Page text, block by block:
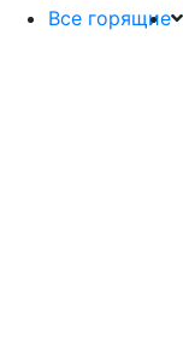
Все горящие